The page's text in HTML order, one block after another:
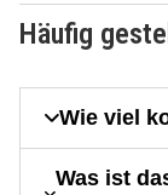
Häufig
Wie viel
Was ist